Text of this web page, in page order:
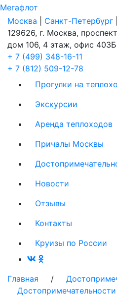
Мегафлот
Москва
Санкт-Петербург
129626, г. Москва,
дом 106, 4 этаж, офис
+ 7 (499) 348-16-11
+ 7 (812) 509-12-78
Прогулки на
Экскурсии
Аренда теплоходов
Причалы Москвы
Новости
Отзывы
Контакты
Круизы по России
Главная /